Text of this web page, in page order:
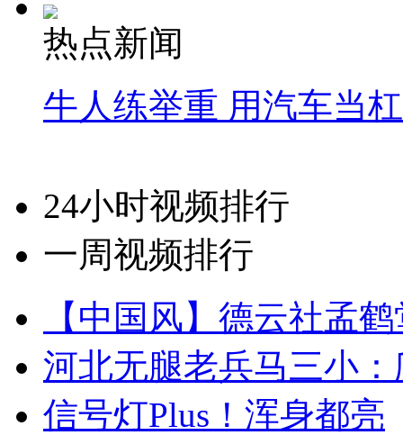
热点新闻
牛人练举重 用汽车当
24小时视频排行
一周视频排行
【中国风】德云社孟
河北无腿老兵马三小
信号灯Plus！浑身都亮